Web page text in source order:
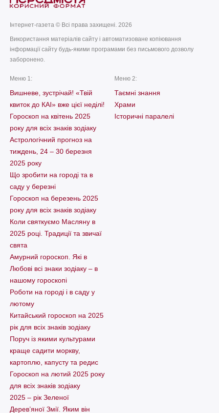
Інтернет-газета © Всі права захищені. 2026
Використання матеріалів сайту і автоматизоване копіювання
інформації сайту будь-якими програмами без письмового дозволу
заборонено.
Меню 1:
Вишневе, зустрічай! «Твій
квиток до КАІ» вже цієї неділі!
Гороскоп на квітень 2025
року для всіх знаків зодіаку
Астрологічний прогноз на
тиждень, 24 – 30 березня
2025 року
Що зробити на городі та в
саду у березні
Гороскоп на березень 2025
року для всіх знаків зодіаку
Коли святкуємо Масляну в
2025 році. Традиції та звичаї
свята
Амурний гороскоп. Які в
Любові всі знаки зодіаку – в
нашому гороскопі
Pоботи на городі і в саду у
лютому
Китайський гороскоп на 2025
рік для всіх знаків зодіаку
Поруч із якими культурами
краще садити моркву,
картоплю, капусту та редис
Гороскоп на лютий 2025 року
для всіх знаків зодіаку
2025 – рік Зеленої
Дерев’яної Змії. Яким він
Меню 2:
Таємні знання
Храми
Історичні паралелі